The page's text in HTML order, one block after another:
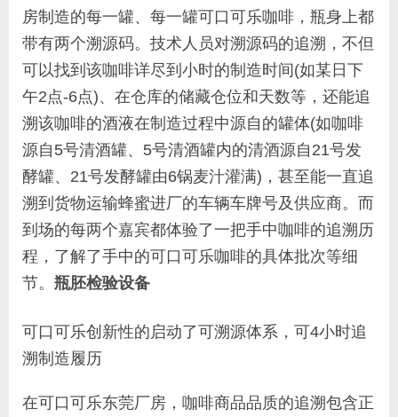
房制造的每一罐、每一罐可口可乐咖啡，瓶身上都
带有两个溯源码。技术人员对溯源码的追溯，不但
可以找到该咖啡详尽到小时的制造时间(如某日下
午2点-6点)、在仓库的储藏仓位和天数等，还能追
溯该咖啡的酒液在制造过程中源自的罐体(如咖啡
源自5号清酒罐、5号清酒罐内的清酒源自21号发
酵罐、21号发酵罐由6锅麦汁灌满)，甚至能一直追
溯到货物运输蜂蜜进厂的车辆车牌号及供应商。而
到场的每两个嘉宾都体验了一把手中咖啡的追溯历
程，了解了手中的可口可乐咖啡的具体批次等细
节。 瓶胚检验设备
可口可乐创新性的启动了可溯源体系，可4小时追
溯制造履历
在可口可乐东莞厂房，咖啡商品品质的追溯包含正